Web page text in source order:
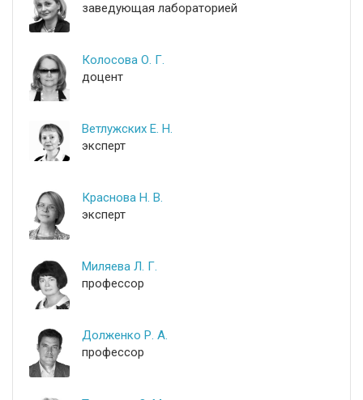
заведующая лабораторией
Колосова О. Г.
доцент
Ветлужских Е. Н.
эксперт
Краснова Н. В.
эксперт
Миляева Л. Г.
профессор
Долженко Р. А.
профессор